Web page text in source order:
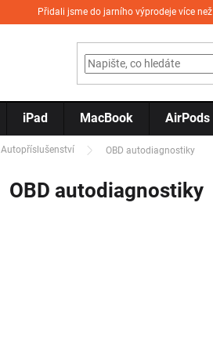
Přidali jsme do jarního výprodeje více než
iPad MacBook AirPods
Autopříslušenství OBD autodiagnostiky
OBD autodiagnostiky